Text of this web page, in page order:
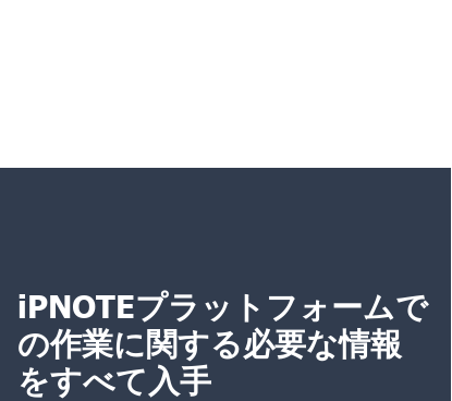
iPNOTEプラットフォームで
の作業に関する必要な情報
をすべて入手